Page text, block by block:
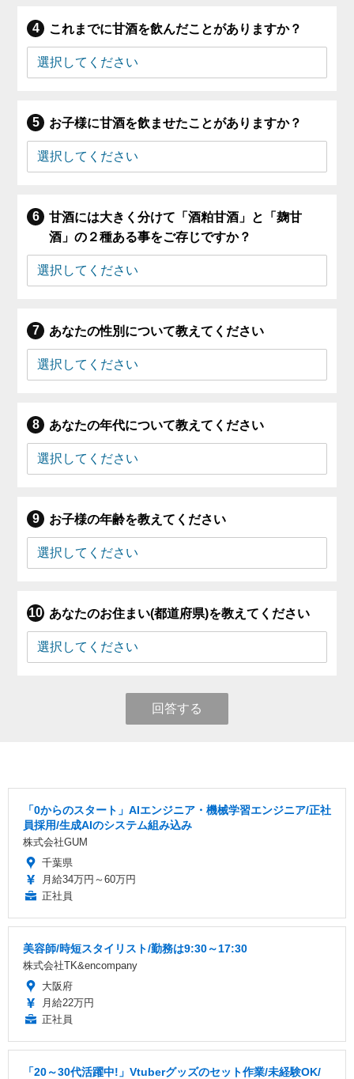
これまでに甘酒を飲んだことがありますか？
お子様に甘酒を飲ませたことがありますか？
甘酒には大きく分けて「酒粕甘酒」と「麹甘
酒」の２種ある事をご存じですか？
あなたの性別について教えてください
あなたの年代について教えてください
お子様の年齢を教えてください
あなたのお住まい(都道府県)を教えてください
回答する
「0からのスタート」AIエンジニア・機械学習エンジニア/正社
員採用/生成AIのシステム組み込み
株式会社GUM
千葉県
月給34万円～60万円
正社員
美容師/時短スタイリスト/勤務は9:30～17:30
株式会社TK&encompany
大阪府
月給22万円
正社員
「20～30代活躍中!」Vtuberグッズのセット作業/未経験OK/